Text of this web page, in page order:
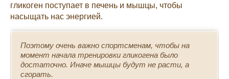
гликоген поступает в печень и мышцы, чтобы
насыщать нас энергией.
Поэтому очень важно спортсменам, чтобы на
момент начала тренировки гликогена было
достаточно. Иначе мышцы будут не расти, а
сгорать.